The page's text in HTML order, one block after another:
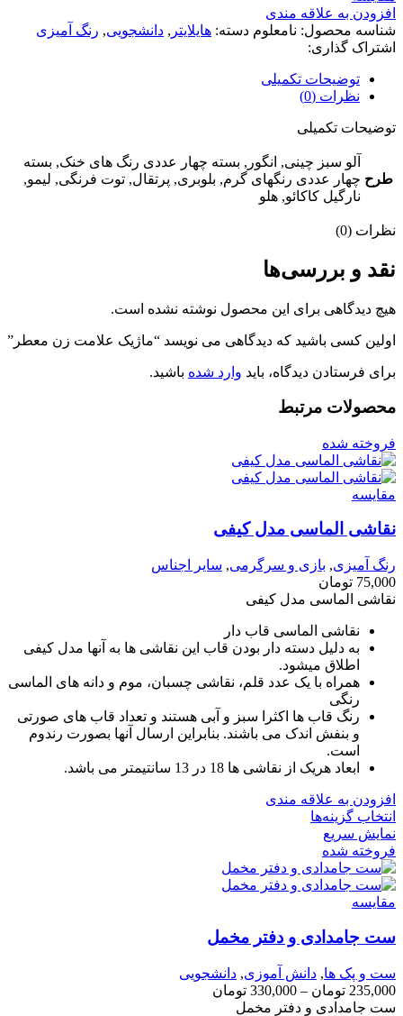
معطر
عدد
افزودن به علاقه مندی
شناسه محصول: نامعلوم دسته: هایلایتر , دانشجویی, رنگ آمیزی
اشتراک گذاری:
توضیحات تکمیلی
نظرات (0)
توضیحات تکمیلی
طرح
آلو سبز چینی, انگور, بسته چهار عددی رنگ های خنک, بسته
چهار عددی رنگهای گرم, بلوبری, پرتقال, توت فرنگی, لیمو,
نارگیل کاکائو, هلو
نظرات (0)
نقد و بررسی‌ها
هیچ دیدگاهی برای این محصول نوشته نشده است.
اولین کسی باشید که دیدگاهی می نویسد “ماژیک علامت زن معطر”
برای فرستادن دیدگاه، باید وارد شده باشید.
محصولات مرتبط
فروخته شده
مقايسه
نقاشی الماسی مدل کیفی
رنگ آمیزی, بازی و سرگرمی, سایر اجناس
75,000 تومان
نقاشی الماسی مدل کیفی
نقاشی الماسی قاب دار
به دلیل دسته دار بودن قاب این نقاشی ها به آنها مدل کیفی
اطلاق میشود.
همراه با یک عدد قلم، نقاشی چسبان، موم و دانه های الماسی
رنگی
رنگ قاب ها اکثرا سبز و آبی هستند و تعداد قاب های صورتی
و بنفش اندک می باشند. بنابراین ارسال آنها بصورت رندوم
است.
ابعاد هریک از نقاشی ها 18 در 13 سانتیمتر می باشد.
افزودن به علاقه مندی
انتخاب گزینه‌ها
نمایش سریع
فروخته شده
مقايسه
ست جامدادی و دفتر مخمل
ست و پک ها, دانش آموزی, دانشجویی
235,000 تومان –
330,000 تومان
ست جامدادی و دفتر مخمل